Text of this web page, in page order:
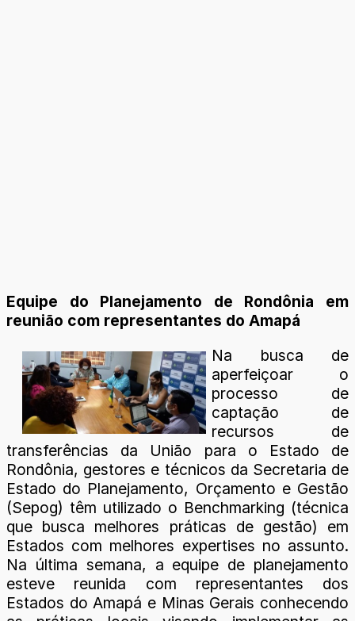
Equipe do Planejamento de Rondônia em
reunião com representantes do Amapá
Na busca de
aperfeiçoar o
processo de
captação de
recursos de
transferências da União para o Estado de
Rondônia, gestores e técnicos da Secretaria de
Estado do Planejamento, Orçamento e Gestão
(Sepog) têm utilizado o Benchmarking (técnica
que busca melhores práticas de gestão) em
Estados com melhores expertises no assunto.
Na última semana, a equipe de planejamento
esteve reunida com representantes dos
Estados do Amapá e Minas Gerais conhecendo